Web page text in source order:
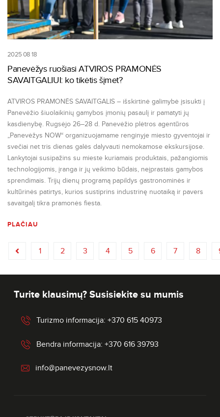
2025 08 18
Panevėžys ruošiasi ATVIROS PRAMONĖS
SAVAITGALIUI: ko tikėtis šįmet?
ATVIROS PRAMONĖS SAVAITGALIS – išskirtinė galimybė įsisukti į
Panevėžio šiuolaikinių gamybos įmonių pasaulį ir pamatyti jų
kasdienybę. Rugsėjo 26–28 d. Panevėžio plėtros agentūros
„Panevėžys NOW“ organizuojamame renginyje miesto gyventojai ir
svečiai net tris dienas galės dalyvauti nemokamose ekskursijose.
Lankytojai susipažins su mieste kuriamais produktais, pažangiomis
technologijomis, įranga ir jų veikimo būdais, neįprastais gamybos
sprendimais. Trijų dienų programą papildys gastronominės ir
kultūrinės patirtys, kurios sustiprins industrinę nuotaiką ir pavers
savaitgalį tikra pramonės fiesta.
PLAČIAU
1 2 3 4 5 6 7 8
Turite klausimų? Susisiekite su mumis
Turizmo informacija: +370 615 40973
Bendra informacija: +370 616 39793
info@panevezysnow.lt